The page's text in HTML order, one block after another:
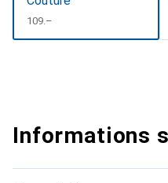
CHF
109.–
Informations